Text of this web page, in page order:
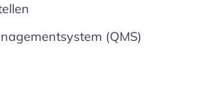
(QMS)